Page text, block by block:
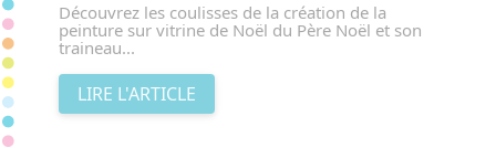
Découvrez les coulisses de la création de la
peinture sur vitrine de Noël du Père Noël et son
traineau...
LIRE L'ARTICLE